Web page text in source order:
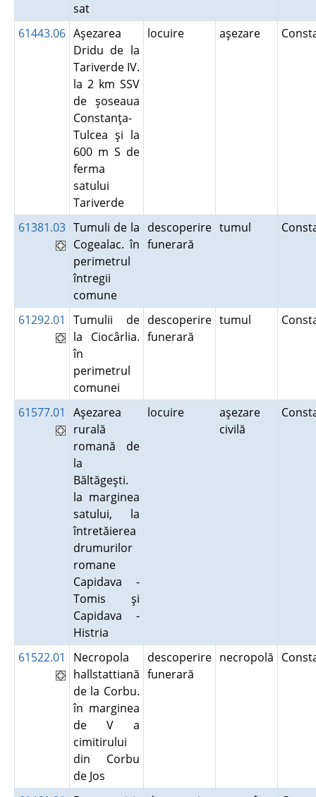
sat
61443.06 Aşezarea
Dridu de la
Tariverde IV.
la 2 km SSV
de şoseaua
Constanţa-
Tulcea şi la
600 m S de
ferma
satului
Tariverde
locuire aşezare
61381.03 Tumuli de la
Cogealac. în
perimetrul
întregii
comune
descoperire
funerară
tumul
61292.01
Tumulii de
la Ciocârlia.
în
perimetrul
comunei
descoperire
funerară
tumul
61577.01
Aşezarea
rurală
romană de
la
Băltăgeşti.
la marginea
satului, la
întretăierea
drumurilor
romane
Capidava -
Tomis şi
Capidava -
Histria
locuire
aşezare
civilă
61522.01
Necropola
hallstattiană
de la Corbu.
în marginea
de V a
cimitirului
din Corbu
de Jos
descoperire
funerară
necropolă